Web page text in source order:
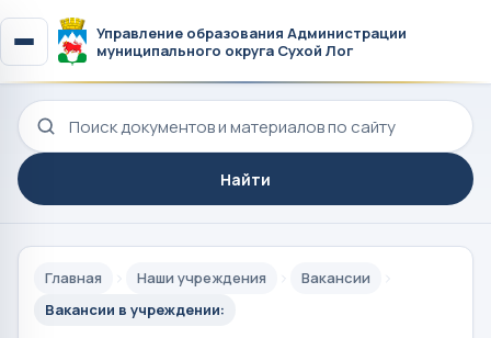
Управление образования Администрации
муниципального округа Сухой Лог
Поиск по сайту
Найти
Главная Наши учреждения
Вакансии
Вакансии в учреждении: